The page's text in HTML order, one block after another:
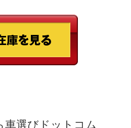
車選びドットコム